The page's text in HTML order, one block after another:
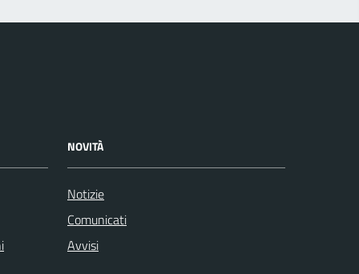
NOVITÀ
Notizie
Comunicati
Avvisi